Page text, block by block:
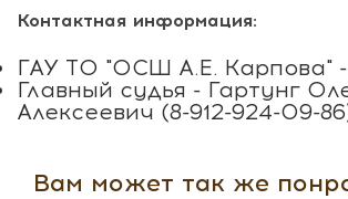
Контактная информация:
ГАУ ТО "ОСШ А.Е. Карпова" -
Главный судья - Гартунг
Алексеевич (8-912-924-09-
Вам может так же